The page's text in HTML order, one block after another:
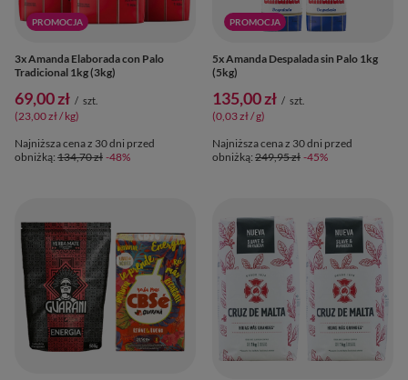
PROMOCJA
3x Amanda Elaborada con Palo
Tradicional 1kg (3kg)
69,00 zł / szt.
(23,00 zł / kg)
Najniższa cena z 30 dni przed
obniżką: 134,70 zł -48%
PROMOCJA
5x Amanda Despalada sin Palo 1kg
(5kg)
135,00 zł / szt.
(0,03 zł / g)
Najniższa cena z 30 dni przed
obniżką: 249,95 zł -45%